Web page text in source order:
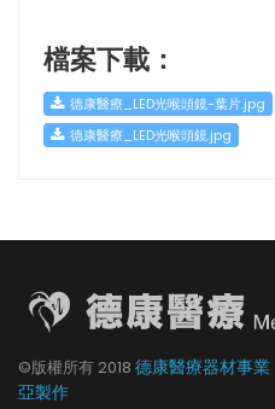
檔案下載：
德康醫療_LED光喉頭鏡-葉片.jpg
德康醫療_LED光喉頭鏡.jpg
©版權所有 2018 德康醫療器材事業
亞製作